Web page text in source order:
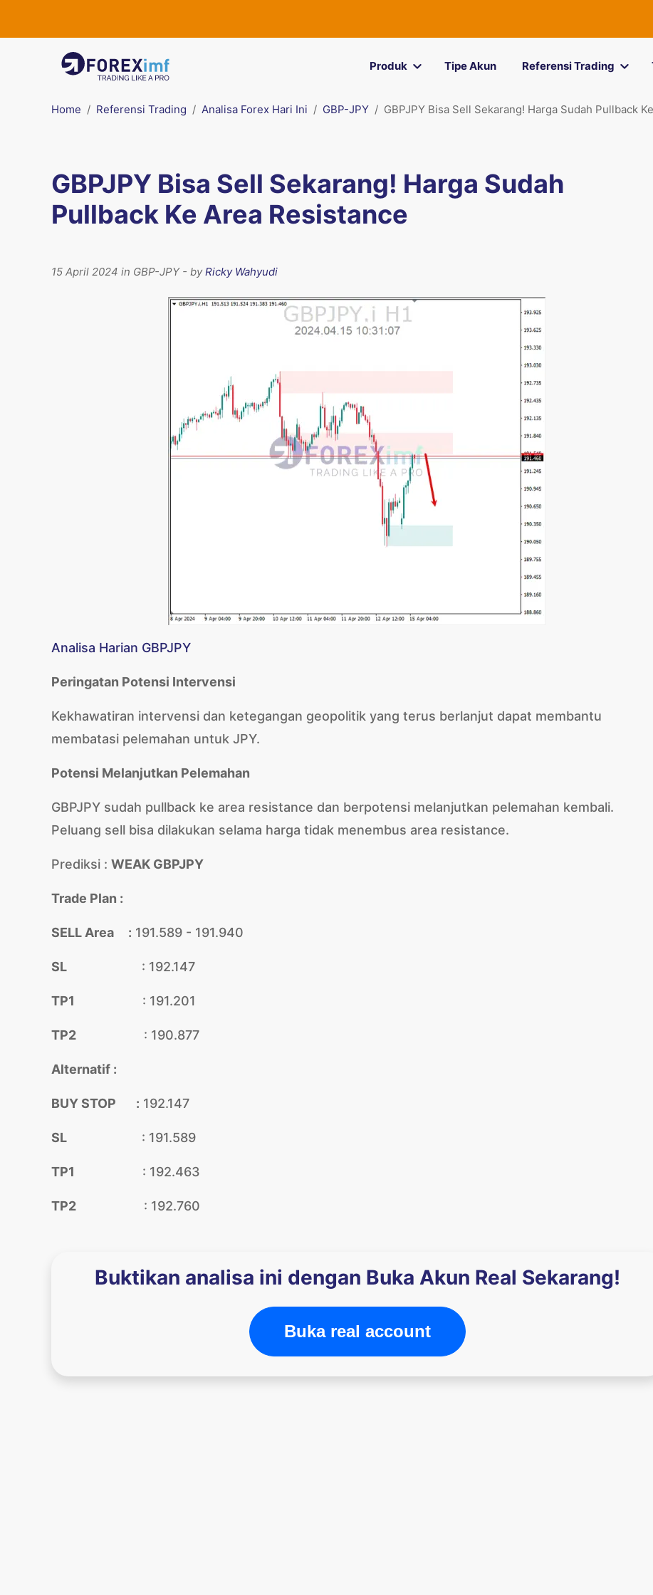
Produk Tipe Akun Referensi Trading
Home Referensi Trading Analisa Forex Hari Ini GBP-JPY GBPJPY Bisa Sell Sekarang! Harga Sudah Pullback
GBPJPY Bisa Sell Sekarang! Harga Sudah
Pullback Ke Area Resistance
15 April 2024 in GBP-JPY - byRicky Wahyudi
Analisa Harian GBPJPY
Peringatan Potensi Intervensi
Kekhawatiran intervensi dan ketegangan geopolitik yang terus berlanjut dapat membantu
membatasi pelemahan untuk JPY.
Potensi Melanjutkan Pelemahan
GBPJPY sudah pullback ke area resistance dan berpotensi melanjutkan pelemahan kembali.
Peluang sell bisa dilakukan selama harga tidak menembus area resistance.
Prediksi : WEAK GBPJPY
Trade Plan :
SELL Area : 191.589 - 191.940
SL : 192.147
TP1 : 191.201
TP2 : 190.877
Alternatif :
BUY STOP : 192.147
SL : 191.589
TP1 : 192.463
TP2 : 192.760
Buktikan analisa ini dengan Buka Akun Real Sekarang!
Buka real account